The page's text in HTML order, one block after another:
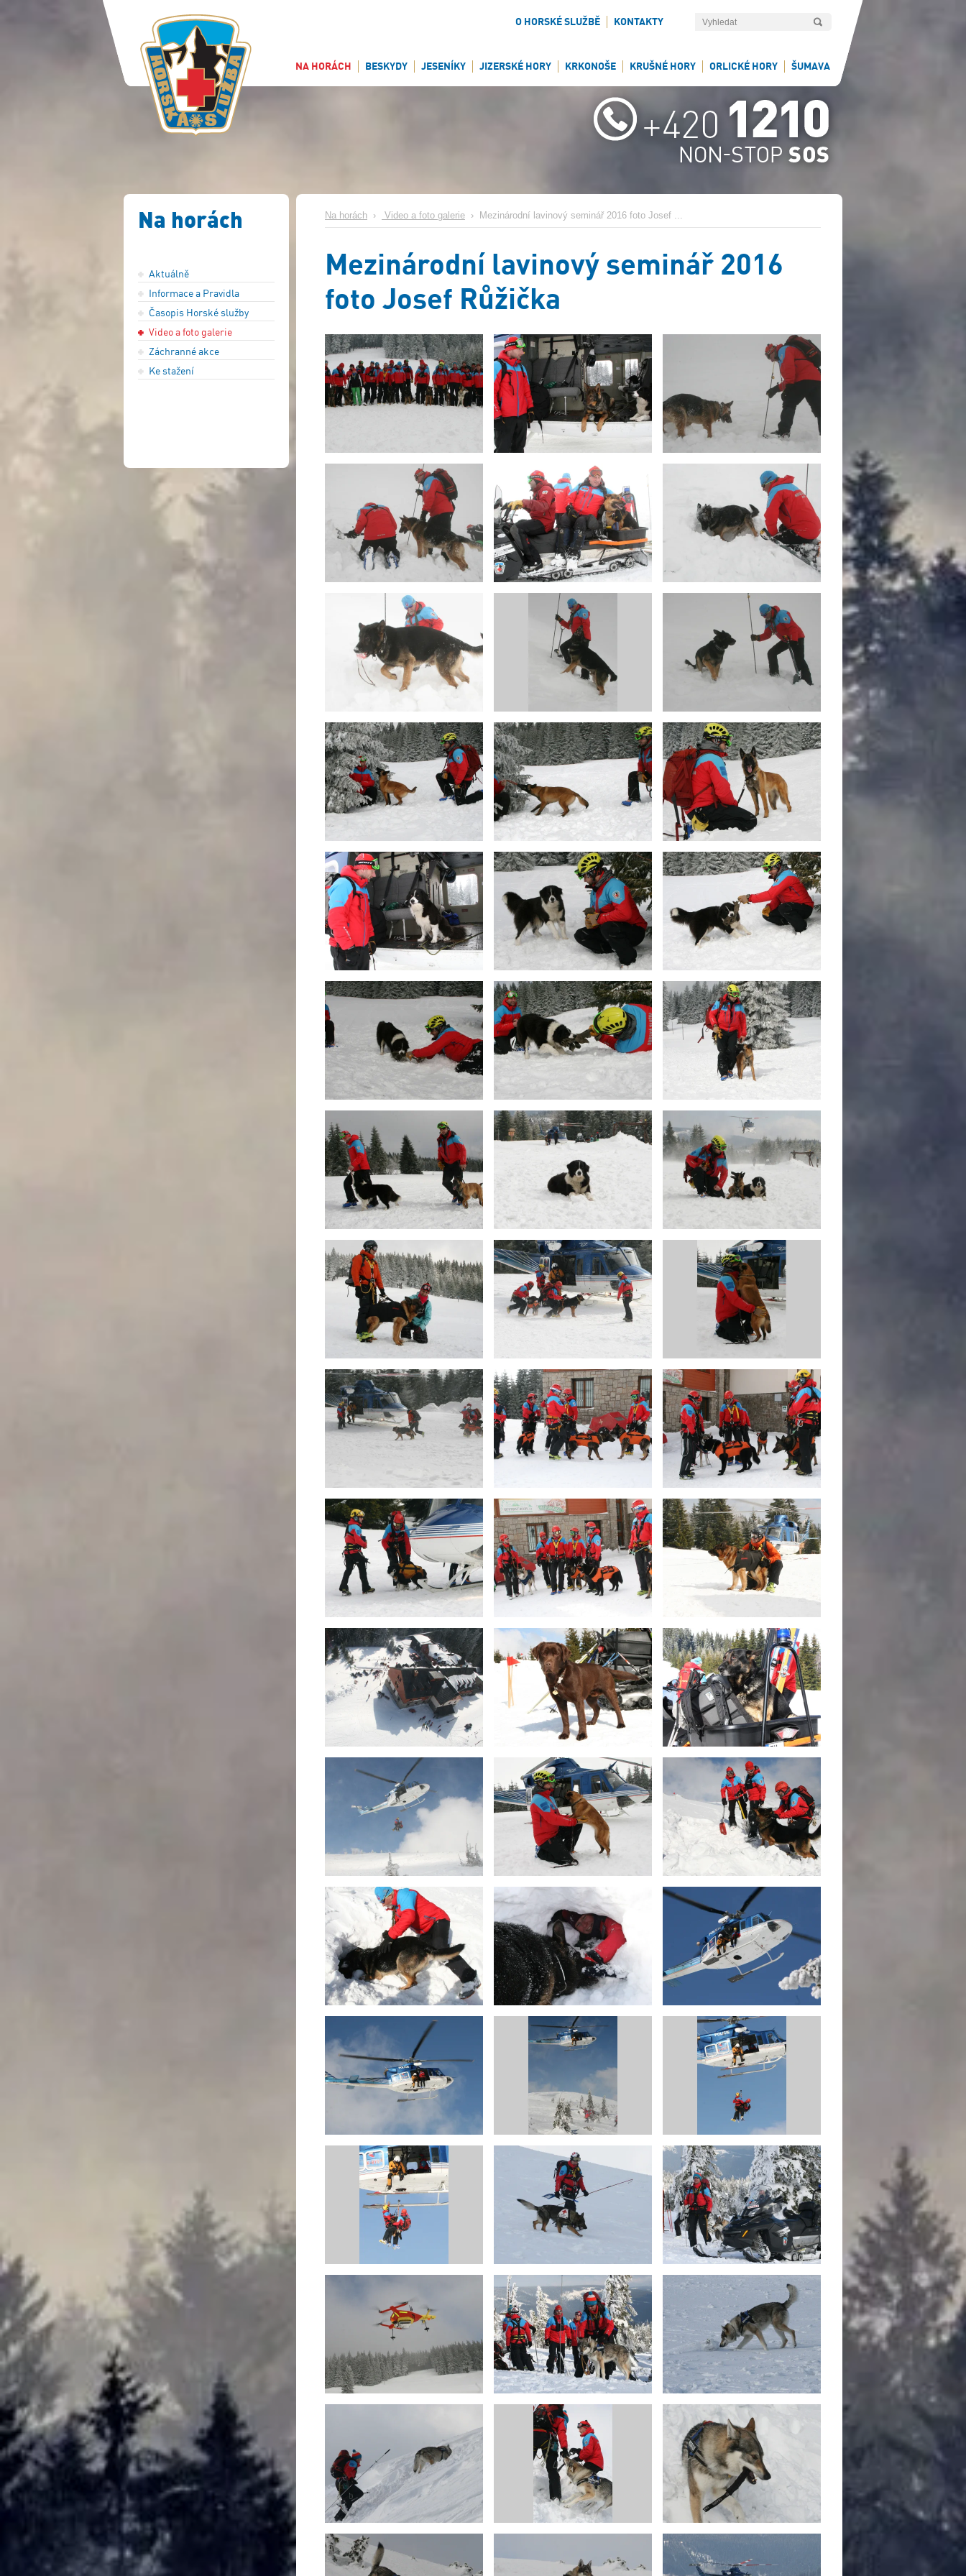
O HORSKÉ SLUŽBĚ KONTAKTY
NA HORÁCH BESKYDY JESENÍKY JIZERSKÉ HORY KRKONOŠE KRUŠNÉ HORY ORLICKÉ HORY ŠUMAVA
Na horách
Aktuálně
Informace a Pravidla
Časopis Horské služby
Video a foto galerie
Záchranné akce
Ke stažení
Na horách › Video a foto galerie › Mezinárodní lavinový seminář 2016 foto Josef ...
Mezinárodní lavinový seminář 2016
foto Josef Růžička